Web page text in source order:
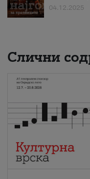
04.12.2025
Слични